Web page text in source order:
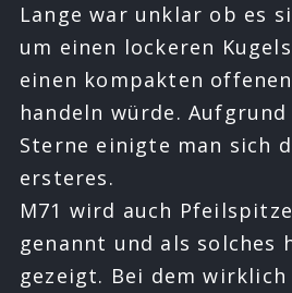
Lange war unklar ob es
um einen lockeren
einen kompakten
handeln würde.
Sterne einigte man sich
ersteres.
M71 wird auch
genannt und als solches
gezeigt. Bei dem wirklich